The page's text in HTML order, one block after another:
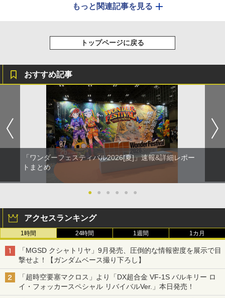
もっと関連記事を見る
トップページに戻る
おすすめ記事
「ワンダーフェスティバル2026[夏]」速報&詳細レポー
トまとめ
● ● ● ● ● ●
アクセスランキング
1時間 24時間 1週間 1カ月
「MGSD クシャトリヤ」9月発売、圧倒的な情報密度を展示で目
撃せよ！【ガンダムベース撮り下ろし】
「超時空要塞マクロス」より「DX超合金 VF-1S バルキリー ロ
イ・フォッカースペシャル リバイバルVer.」本日発売！